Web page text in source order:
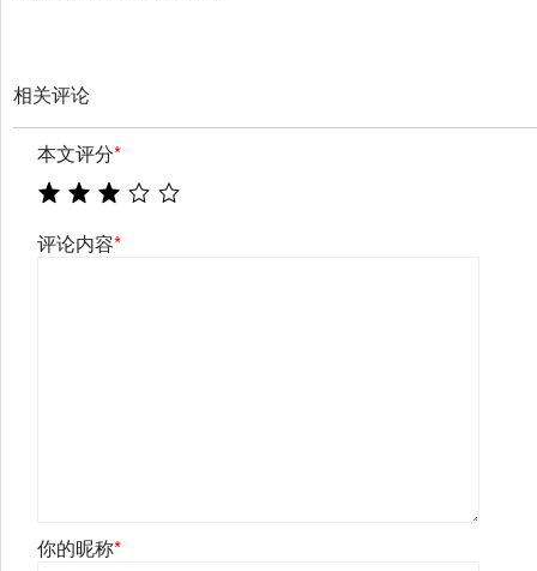
相关评论
本文评分*
评论内容*
你的昵称*